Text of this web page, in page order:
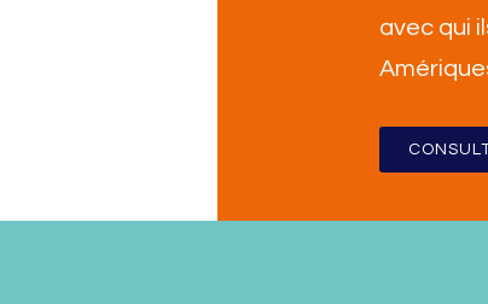
avec qui